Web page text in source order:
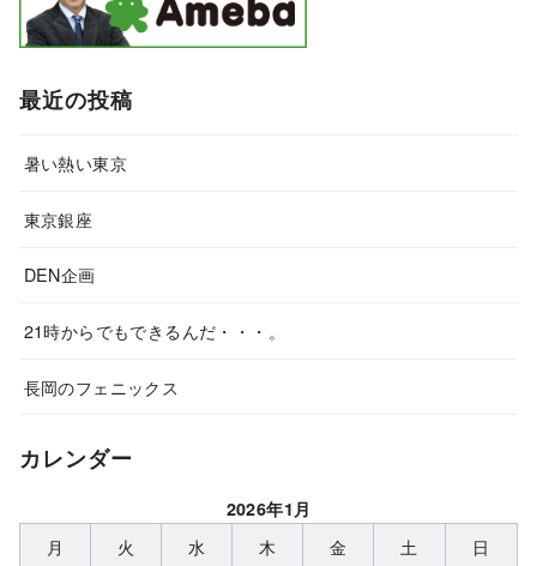
最近の投稿
暑い熱い東京
東京銀座
DEN企画
21時からでもできるんだ・・・。
長岡のフェニックス
カレンダー
2026年1月
月 火 水 木 金 土
日